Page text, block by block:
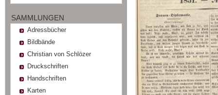
SAMMLUNGEN
Adressbücher
Bildbände
Christian von Schlözer
Druckschriften
Handschriften
Karten